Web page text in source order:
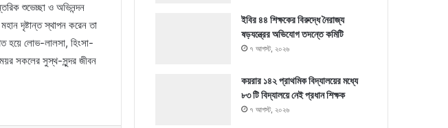
শুভেচ্ছা ও অভিনন্দন
দৃষ্টান্ত স্থাপন করেন তা
হয়ে লোভ-লালসা, হিংসা-
সকলের সুস্থ-সুন্দর জীবন
ইবির ৪৪ শিক্ষকের বিরুদ্ধে নৈরাজ্য
ষড়যন্ত্রের অভিযোগ তদন্তে কমিটি
৭ আগস্ট, ২০২৬
কয়রার ১৪২ প্রাথমিক বিদ্যালয়ের মধ্যে
৮৩ টি বিদ্যালয়ে নেই প্রধান শিক্ষক
৭ আগস্ট, ২০২৬